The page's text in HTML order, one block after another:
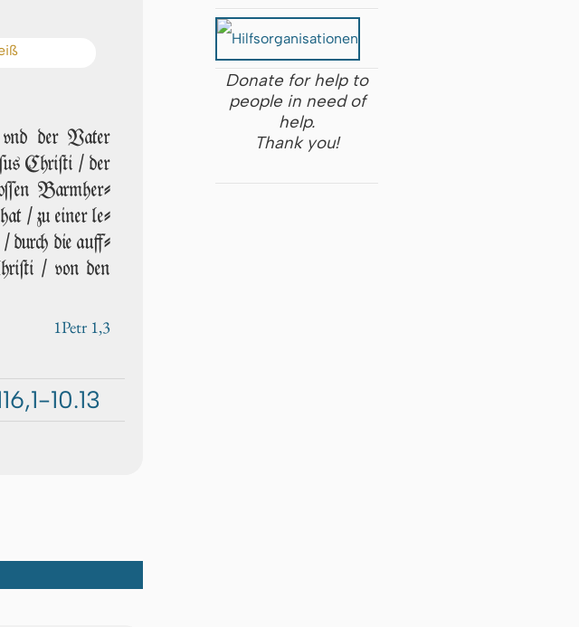
der Va­ter
Chri­ſti / der
Barm­her­
hat / zu ei­ner le­
durch die auff­
/ von den
1Petr 1,3
10.13
Donate for help to
people in need of
help.
Thank you!